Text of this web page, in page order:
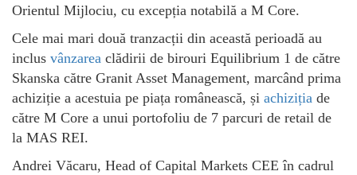
Orientul Mijlociu, cu excepția notabilă a M Core.
Cele mai mari două tranzacții din această perioadă au
inclus vânzarea clădirii de birouri Equilibrium 1 de către
Skanska către Granit Asset Management, marcând prima
achiziție a acestuia pe piața românească, și achiziția de
către M Core a unui portofoliu de 7 parcuri de retail de
la MAS REI.
Andrei Văcaru, Head of Capital Markets CEE în cadrul